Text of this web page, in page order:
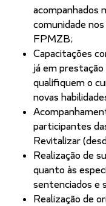
acompanhados
comunidade
FPMZB;
Capacitações
já em
qualifiquem o
novas
participantes
Revitalizar
Realização de
quanto às
sentenciados e
Realização de